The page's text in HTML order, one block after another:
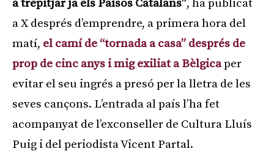
a trepitjar ja els Països Catalans”, ha publicat
a X després d’emprendre, a primera hora del
matí, el camí de “tornada a casa” després de
prop de cinc anys i mig exiliat a Bèlgicaper
evitar el seu ingrés a presó per la lletra de les
seves cançons. L’entrada al país l’ha fet
acompanyat de l’exconseller de Cultura Lluís
Puig i del periodista Vicent Partal.